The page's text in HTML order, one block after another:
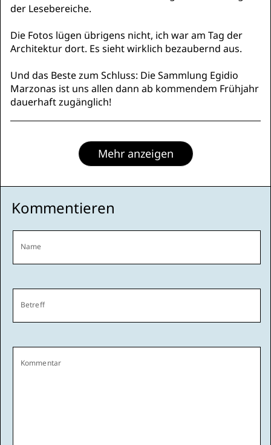
der Lesebereiche.
Die Fotos lügen übrigens nicht, ich war am Tag der
Architektur dort. Es sieht wirklich bezaubernd aus.
Und das Beste zum Schluss: Die Sammlung Egidio
Marzonas ist uns allen dann ab kommendem Frühjahr
dauerhaft zugänglich!
Mehr anzeigen
Kommentieren
Name
Betreff
Kommentar